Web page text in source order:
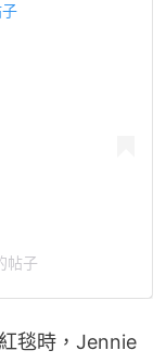
帖子
毯時，Jennie